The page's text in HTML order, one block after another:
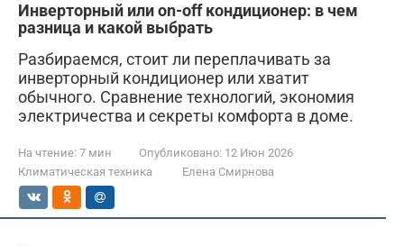
Инверторный или on-off кондиционер: в чем
разница и какой выбрать
Разбираемся, стоит ли переплачивать за
инверторный кондиционер или хватит
обычного. Сравнение технологий, экономия
электричества и секреты комфорта в доме.
На чтение: 7 мин Опубликовано: 12 Июн 2026
Климатическая техника
Елена Смирнова